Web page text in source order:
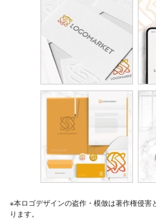
※本ロゴデザインの盗作・模倣は著作権侵害
ります。